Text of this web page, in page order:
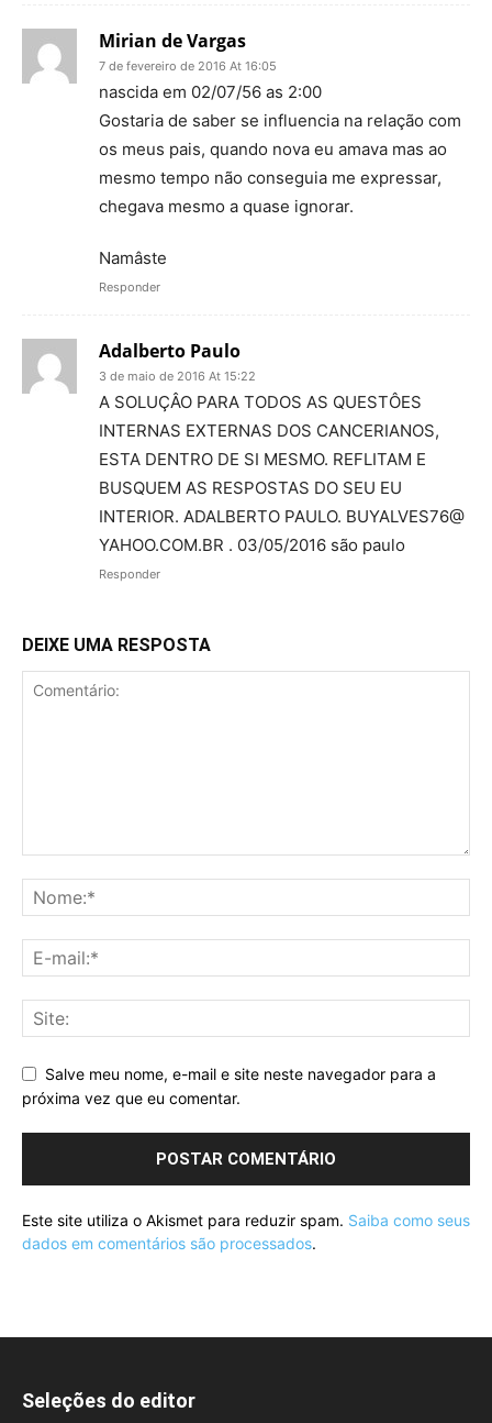
Mirian de Vargas
7 de fevereiro de 2016 At 16:05
nascida em 02/07/56 as 2:00
Gostaria de saber se influencia na relação com
os meus pais, quando nova eu amava mas ao
mesmo tempo não conseguia me expressar,
chegava mesmo a quase ignorar.
Namâste
Responder
Adalberto Paulo
3 de maio de 2016 At 15:22
A SOLUÇÂO PARA TODOS AS QUESTÔES
INTERNAS EXTERNAS DOS CANCERIANOS,
ESTA DENTRO DE SI MESMO. REFLITAM E
BUSQUEM AS RESPOSTAS DO SEU EU
INTERIOR. ADALBERTO PAULO. BUYALVES76@
YAHOO.COM.BR . 03/05/2016 são paulo
Responder
DEIXE UMA RESPOSTA
Salve meu nome, e-mail e site neste navegador para a
próxima vez que eu comentar.
Este site utiliza o Akismet para reduzir spam. Saiba como seus
dados em comentários são processados.
Seleções do editor